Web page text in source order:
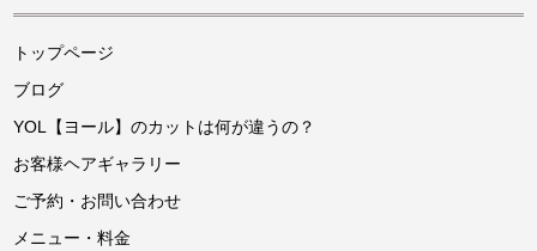
トップページ
ブログ
YOL【ヨール】のカットは何が違うの？
お客様ヘアギャラリー
ご予約・お問い合わせ
メニュー・料金